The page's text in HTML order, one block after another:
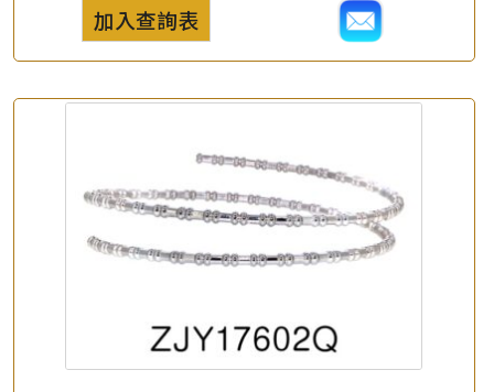
公司名稱
查詢以下產品
加入查詢表